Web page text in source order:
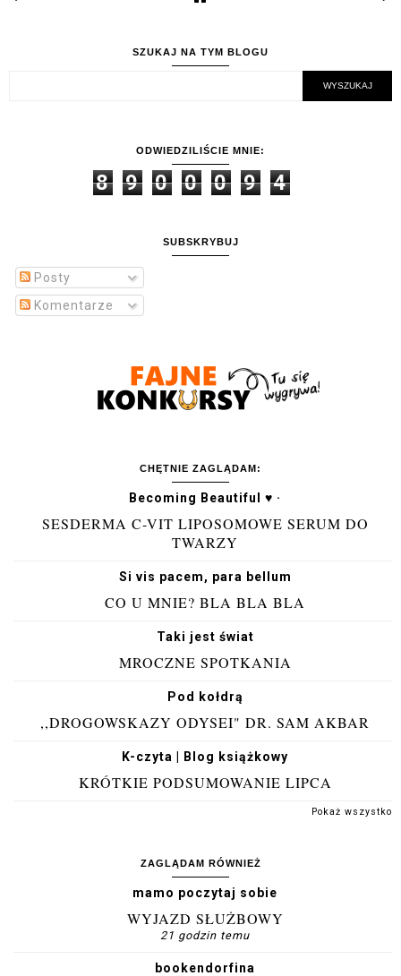
SZUKAJ NA TYM BLOGU
ODWIEDZILIŚCIE MNIE:
8 9 0 0 0 9 4
SUBSKRYBUJ
Posty
Komentarze
CHĘTNIE ZAGLĄDAM:
Becoming Beautiful ♥ ·
SESDERMA C-VIT LIPOSOMOWE SERUM DO
TWARZY
Si vis pacem, para bellum
CO U MNIE? BLA BLA BLA
Taki jest świat
MROCZNE SPOTKANIA
Pod kołdrą
,,DROGOWSKAZY ODYSEI" DR. SAM AKBAR
K-czyta | Blog książkowy
KRÓTKIE PODSUMOWANIE LIPCA
Pokaż wszystko
ZAGLĄDAM RÓWNIEŻ
mamo poczytaj sobie
WYJAZD SŁUŻBOWY
21 godzin temu
bookendorfina